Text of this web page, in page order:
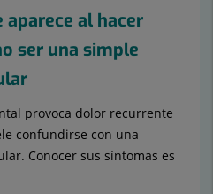
al hacer
ser una simple
provoca dolor recurrente
confundirse con una
Conocer sus síntomas es